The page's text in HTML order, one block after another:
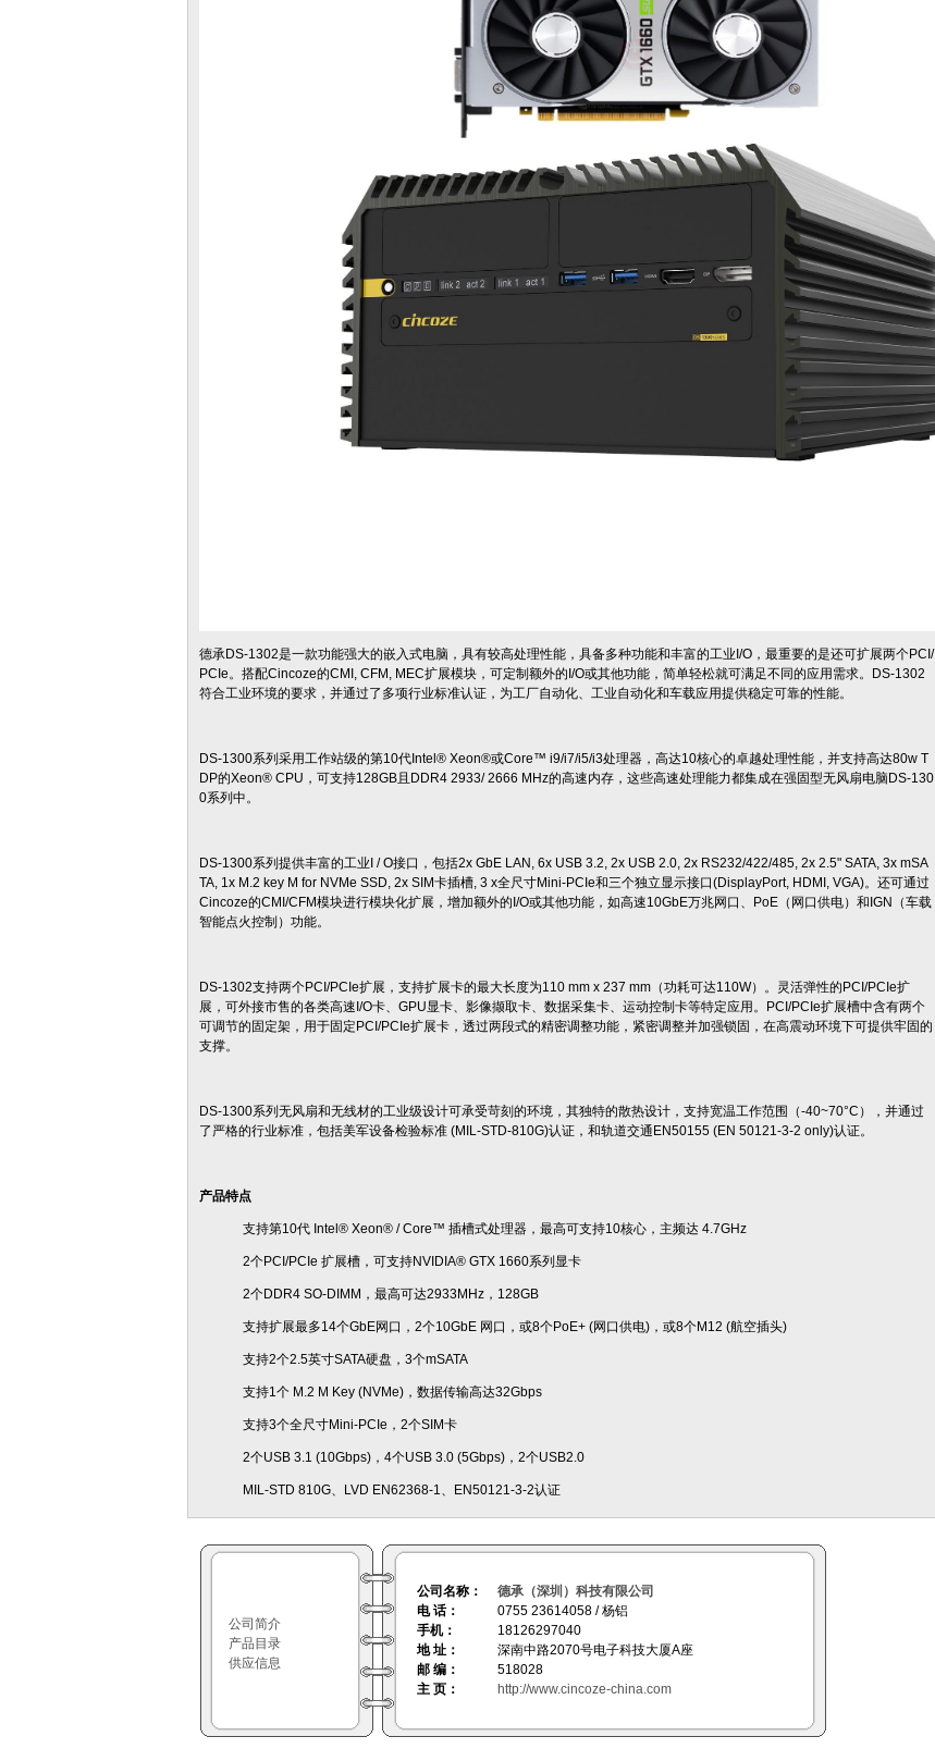
德承DS-1302是一款功能强大的嵌入式电脑，具有较高处理性能，具备多种功能和丰富的工业I/O，最重要的是还可扩展两个PCI/
PCIe。搭配Cincoze的CMI, CFM, MEC扩展模块，可定制额外的I/O或其他功能，简单轻松就可满足不同的应用需求。DS-1302
符合工业环境的要求，并通过了多项行业标准认证，为工厂自动化、工业自动化和车载应用提供稳定可靠的性能。
DS-1300系列采用工作站级的第10代Intel® Xeon®或Core™ i9/i7/i5/i3处理器，高达10核心的卓越处理性能，并支持高达80w T
DP的Xeon® CPU，可支持128GB且DDR4 2933/ 2666 MHz的高速内存，这些高速处理能力都集成在强固型无风扇电脑DS-130
0系列中。
DS-1300系列提供丰富的工业I / O接口，包括2x GbE LAN, 6x USB 3.2, 2x USB 2.0, 2x RS232/422/485, 2x 2.5" SATA, 3x mSA
TA, 1x M.2 key M for NVMe SSD, 2x SIM卡插槽, 3 x全尺寸Mini-PCIe和三个独立显示接口(DisplayPort, HDMI, VGA)。还可通过
Cincoze的CMI/CFM模块进行模块化扩展，增加额外的I/O或其他功能，如高速10GbE万兆网口、PoE（网口供电）和IGN（车载
智能点火控制）功能。
DS-1302支持两个PCI/PCIe扩展，支持扩展卡的最大长度为110 mm x 237 mm（功耗可达110W）。灵活弹性的PCI/PCIe扩
展，可外接市售的各类高速I/O卡、GPU显卡、影像撷取卡、数据采集卡、运动控制卡等特定应用。PCI/PCIe扩展槽中含有两个
可调节的固定架，用于固定PCI/PCIe扩展卡，透过两段式的精密调整功能，紧密调整并加强锁固，在高震动环境下可提供牢固的
支撑。
DS-1300系列无风扇和无线材的工业级设计可承受苛刻的环境，其独特的散热设计，支持宽温工作范围（-40~70°C），并通过
了严格的行业标准，包括美军设备检验标准 (MIL-STD-810G)认证，和轨道交通EN50155 (EN 50121-3-2 only)认证。
产品特点
支持第10代 Intel® Xeon® / Core™ 插槽式处理器，最高可支持10核心，主频达 4.7GHz
2个PCI/PCIe 扩展槽，可支持NVIDIA® GTX 1660系列显卡
2个DDR4 SO-DIMM，最高可达2933MHz，128GB
支持扩展最多14个GbE网口，2个10GbE 网口，或8个PoE+ (网口供电)，或8个M12 (航空插头)
支持2个2.5英寸SATA硬盘，3个mSATA
支持1个 M.2 M Key (NVMe)，数据传输高达32Gbps
支持3个全尺寸Mini-PCIe，2个SIM卡
2个USB 3.1 (10Gbps)，4个USB 3.0 (5Gbps)，2个USB2.0
MIL-STD 810G、LVD EN62368-1、EN50121-3-2认证
公司简介
产品目录
供应信息
公司名称：
德承（深圳）科技有限公司
电 话：
0755 23614058 / 杨铝
手机：
18126297040
地 址：
深南中路2070号电子科技大厦A座
邮 编：
518028
主 页：
http://www.cincoze-china.com